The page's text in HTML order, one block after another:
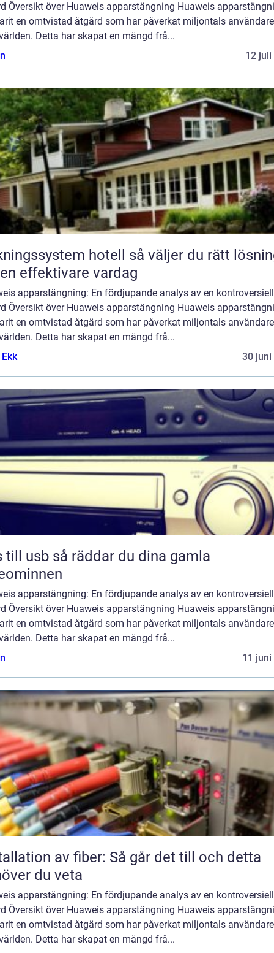
Översikt över Huaweis apparstängning Huaweis
en omtvistad åtgärd som har påverkat miljontals
Detta har skapat en mängd frå...
12 juli
hotell så väljer du rätt lösning
effektivare vardag
apparstängning: En fördjupande analys av en kontroversiell
Översikt över Huaweis apparstängning Huaweis
en omtvistad åtgärd som har påverkat miljontals
Detta har skapat en mängd frå...
30 juni
räddar du dina gamla
apparstängning: En fördjupande analys av en kontroversiell
Översikt över Huaweis apparstängning Huaweis
en omtvistad åtgärd som har påverkat miljontals
Detta har skapat en mängd frå...
11 juni
av fiber: Så går det till och detta
du veta
apparstängning: En fördjupande analys av en kontroversiell
Översikt över Huaweis apparstängning Huaweis
en omtvistad åtgärd som har påverkat miljontals
Detta har skapat en mängd frå...